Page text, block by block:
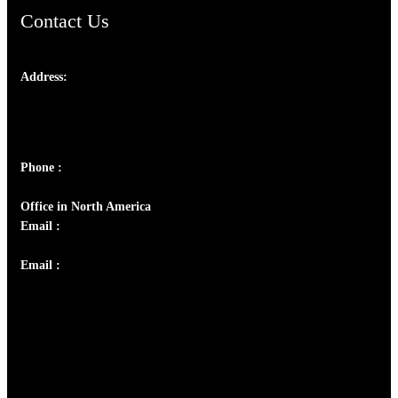
Contact Us
Address:
Phone :
Office in North America
Email :
Email :